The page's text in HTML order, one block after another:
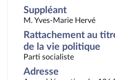
Suppléant
M. Yves-Marie Hervé
Rattachement au
de la vie politique
Parti socialiste
Adresse